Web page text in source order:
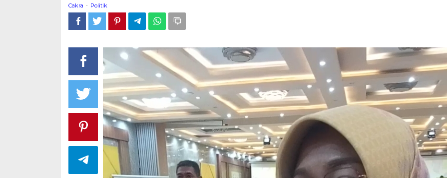
Kembali
Terpilih
Ketua
Cakra - Politik